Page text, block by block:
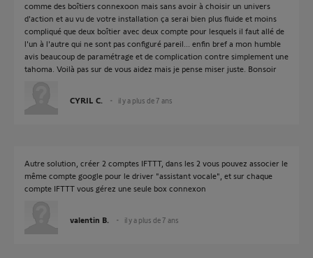
comme des boîtiers connexoon mais sans avoir à choisir un univers
d'action et au vu de votre installation ça serai bien plus fluide et moins
compliqué que deux boîtier avec deux compte pour lesquels il faut allé de
l'un à l'autre qui ne sont pas configuré pareil... enfin bref a mon humble
avis beaucoup de paramétrage et de complication contre simplement une
tahoma. Voilà pas sur de vous aidez mais je pense miser juste. Bonsoir
CYRIL C. il y a plus de 7 ans
Autre solution, créer 2 comptes IFTTT, dans les 2 vous pouvez associer le
même compte google pour le driver "assistant vocale", et sur chaque
compte IFTTT vous gérez une seule box connexon
valentin B. il y a plus de 7 ans